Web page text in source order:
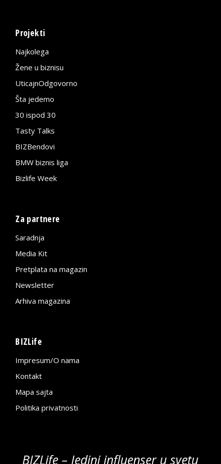
Projekti
Najkolega
Žene u biznisu
UticajnOdgovorno
Šta jedemo
30 ispod 30
Tasty Talks
BIZBendovi
BMW biznis liga
Bizlife Week
Za partnere
Saradnja
Media Kit
Pretplata na magazin
Newsletter
Arhiva magazina
BIZLife
Impresum/O nama
Kontakt
Mapa sajta
Politika privatnosti
BIZLife – Jedini influenser u svetu